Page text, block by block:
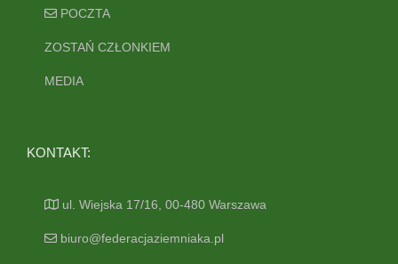
POCZTA
ZOSTAŃ CZŁONKIEM
MEDIA
KONTAKT:
ul. Wiejska 17/16, 00-480 Warszawa
biuro@federacjaziemniaka.pl